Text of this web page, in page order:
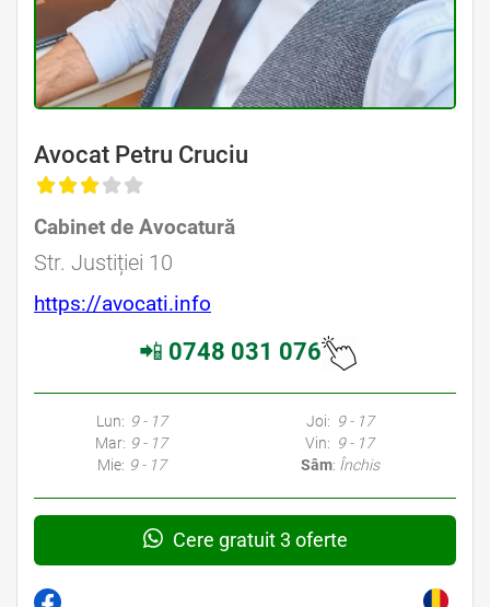
Avocat Petru Cruciu
Cabinet de Avocatură
Str. Justiției 10
https://avocati.info
📲 0748 031 076
Lun: 9 - 17
Mar: 9 - 17
Mie: 9 - 17
Joi: 9 - 17
Vin: 9 - 17
Sâm: Închis
Cere gratuit 3 oferte